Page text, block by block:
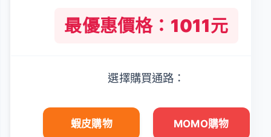
最優惠價格：1011元
選擇購買通路：
蝦皮購物 MOMO購物